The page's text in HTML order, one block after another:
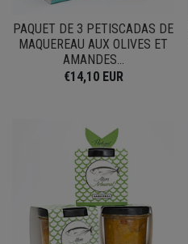
PAQUET DE 3 PETISCADAS DE
MAQUEREAU AUX OLIVES ET
AMANDES...
€14,10 EUR